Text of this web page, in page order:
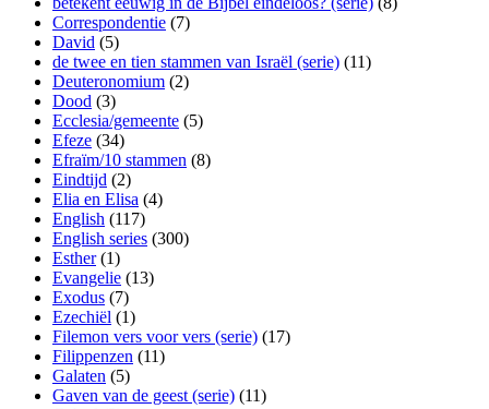
Correspondentie (7)
David (5)
de twee en tien stammen van Israël (serie) (11)
Deuteronomium (2)
Dood (3)
Ecclesia/gemeente (5)
Efeze (34)
Efraïm/10 stammen (8)
Eindtijd (2)
Elia en Elisa (4)
English (117)
English series (300)
Esther(1)
Evangelie (13)
Exodus (7)
Ezechiël (1)
Filemon vers voor vers (serie) (17)
Filippenzen (11)
Galaten (5)
Gaven van de geest (serie) (11)